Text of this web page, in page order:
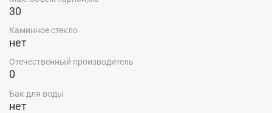
30
Каминное стекло
нет
Отечественный производитель
0
Бак для воды
нет